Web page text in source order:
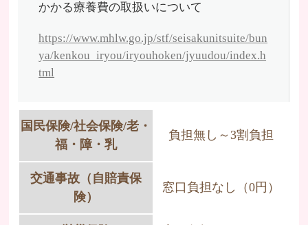
かかる療養費の取扱いについて
https://www.mhlw.go.jp/stf/seisakunitsuite/bun
ya/kenkou_iryou/iryouhoken/jyuudou/index.h
tml
国民保険/社会保険/老・
福・障・乳
負担無し～3割負担
交通事故（自賠責保
険）
窓口負担なし（0円）